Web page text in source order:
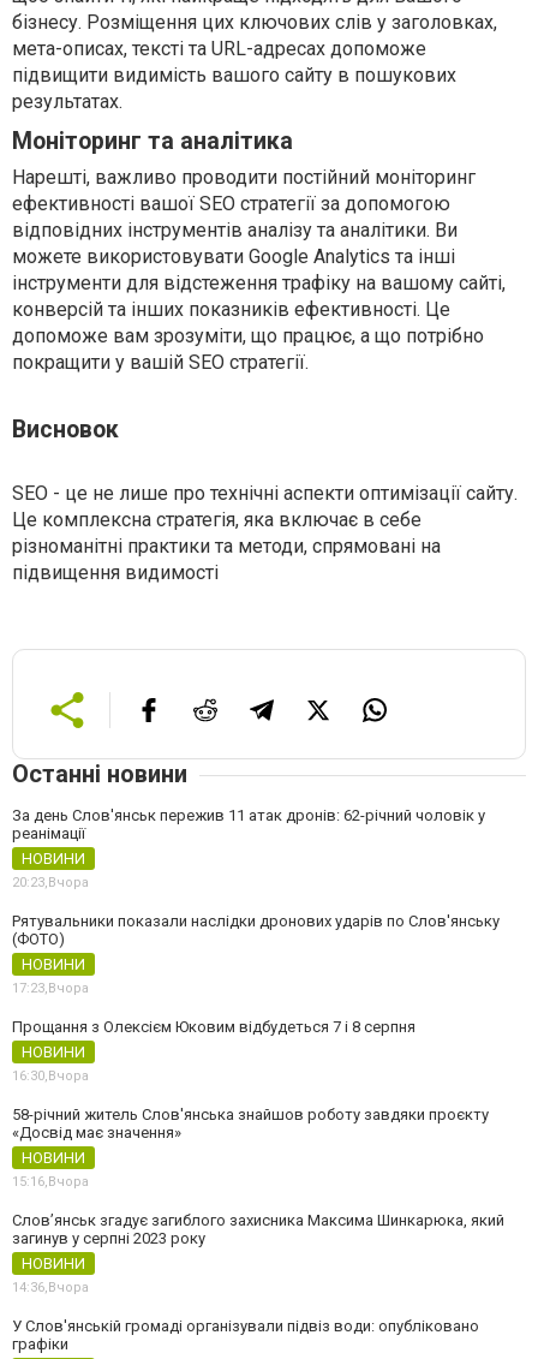
бізнесу. Розміщення цих ключових слів у заголовках,
мета-описах, тексті та URL-адресах допоможе
підвищити видимість вашого сайту в пошукових
результатах.
Моніторинг та аналітика
Нарешті, важливо проводити постійний моніторинг
ефективності вашої SEO стратегії за допомогою
відповідних інструментів аналізу та аналітики. Ви
можете використовувати Google Analytics та інші
інструменти для відстеження трафіку на вашому сайті,
конверсій та інших показників ефективності. Це
допоможе вам зрозуміти, що працює, а що потрібно
покращити у вашій SEO стратегії.
Висновок
SEO - це не лише про технічні аспекти оптимізації сайту.
Це комплексна стратегія, яка включає в себе
різноманітні практики та методи, спрямовані на
підвищення видимості
Останні новини
За день Слов'янськ пережив 11 атак дронів: 62-річний чоловік у
реанімації
НОВИНИ
20:23,Вчора
Рятувальники показали наслідки дронових ударів по Слов'янську
(ФОТО)
НОВИНИ
17:23,Вчора
Прощання з Олексієм Юковим відбудеться 7 і 8 серпня
НОВИНИ
16:30,Вчора
58-річний житель Слов'янська знайшов роботу завдяки проєкту
«Досвід має значення»
НОВИНИ
15:16,Вчора
Слов’янськ згадує загиблого захисника Максима Шинкарюка, який
загинув у серпні 2023 року
НОВИНИ
14:36,Вчора
У Слов'янській громаді організували підвіз води: опубліковано
графіки